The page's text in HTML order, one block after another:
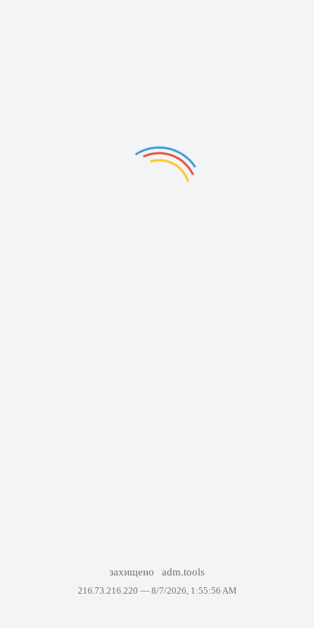
захищено adm.tools
216.73.216.220 — 8/7/2026, 1:55:56 AM